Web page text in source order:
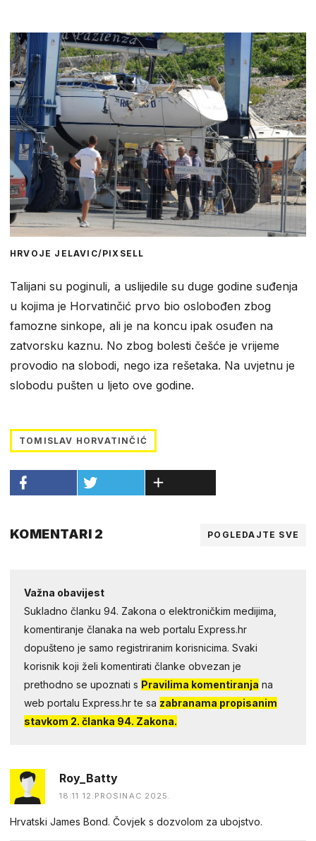
HRVOJE JELAVIC/PIXSELL
Talijani su poginuli, a uslijedile su duge godine suđenja
u kojima je Horvatinčić prvo bio oslobođen zbog
famozne sinkope, ali je na koncu ipak osuđen na
zatvorsku kaznu. No zbog bolesti češće je vrijeme
provodio na slobodi, nego iza rešetaka. Na uvjetnu je
slobodu pušten u ljeto ove godine.
TOMISLAV HORVATINČIĆ
KOMENTARI 2 POGLEDAJTE SVE
Važna obavijest
Sukladno članku 94. Zakona o elektroničkim medijima,
komentiranje članaka na web portalu Express.hr
dopušteno je samo registriranim korisnicima. Svaki
korisnik koji želi komentirati članke obvezan je
prethodno se upoznati s Pravilima komentiranja na
web portalu Express.hr te sa zabranama propisanim
stavkom 2. članka 94. Zakona.
Roy_Batty
18:11 12.PROSINAC 2025.
Hrvatski James Bond. Čovjek s dozvolom za ubojstvo.